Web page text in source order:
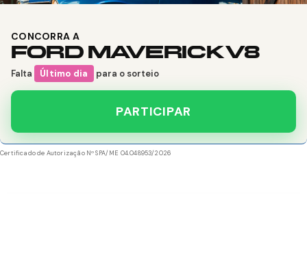
CONCORRA A
FORD MAVERICK V8
Falta Último dia para o sorteio
PARTICIPAR
Certificado de Autorização Nº SPA/ME 04.048953/2026